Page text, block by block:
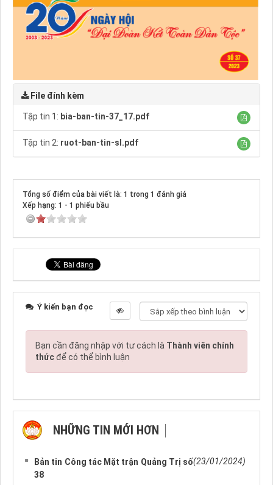
File đính kèm
Tập tin 1: bia-ban-tin-37_17.pdf
Tập tin 2: ruot-ban-tin-sl.pdf
Tổng số điểm của bài viết là: 1 trong 1 đánh giá
Xếp hạng: 1 - 1 phiếu bầu
Ý kiến bạn đọc
Bạn cần đăng nhập với tư cách là Thành viên chính
thứcđể có thể bình luận
NHỮNG TIN MỚI HƠN
Bản tin Công tác Mặt trận Quảng Trị số
38
(23/01/2024)